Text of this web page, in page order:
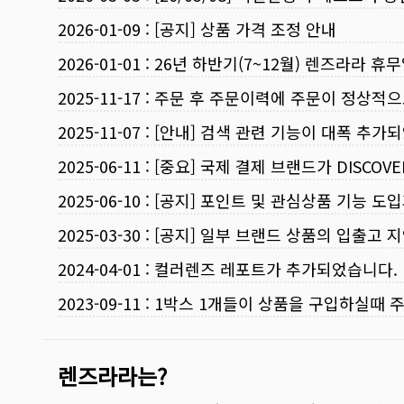
2026-01-09 : [공지] 상품 가격 조정 안내
2026-01-01 : 26년 하반기(7~12월) 렌즈라라 휴
2025-11-17 : 주문 후 주문이력에 주문이 정상적
2025-11-07 : [안내] 검색 관련 기능이 대폭 추가
2025-06-11 : [중요] 국제 결제 브랜드가
2025-06-10 : [공지] 포인트 및 관심상품 기능 도
2025-03-30 : [공지] 일부 브랜드 상품의 입출고
2024-04-01 : 컬러렌즈 레포트가 추가되었습니다.
2023-09-11 : 1박스 1개들이 상품을 구입하실때
렌즈라라는?